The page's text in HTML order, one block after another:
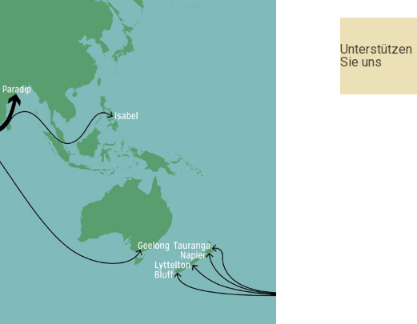
Unterstützen
Sie uns